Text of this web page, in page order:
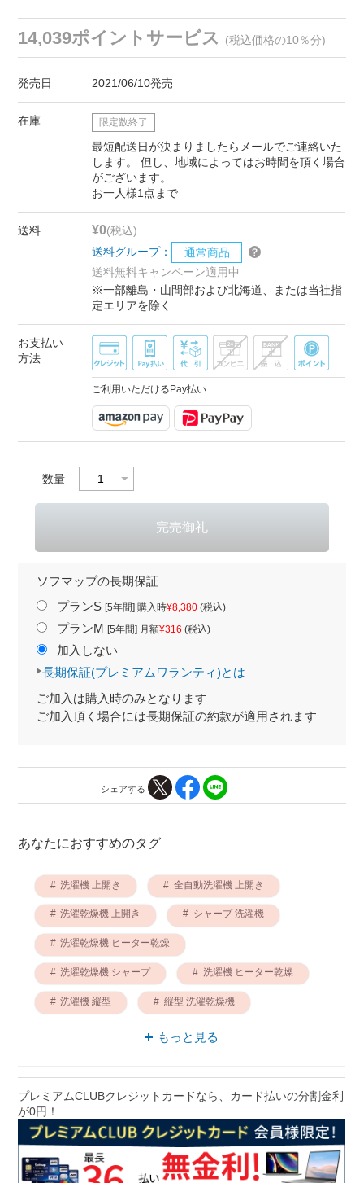
14,039ポイントサービス (税込価格の10％分)
発売日 2021/06/10発売
在庫 限定数終了
最短配送日が決まりましたらメールでご連絡いた
します。 但し、地域によってはお時間を頂く場合
がございます。
お一人様1点まで
送料 ¥0(税込)
送料グループ：
通常商品
送料無料キャンペーン適用中
※一部離島・山間部および北海道、または当社指
定エリアを除く
お支払い
方法
ご利用いただけるPay払い
数量
ソフマップの長期保証
プランS [5年間] 購入時¥8,380(税込)
プランM [5年間] 月額¥316 (税込)
加入しない
長期保証(プレミアムワランティ)とは
ご加入は購入時のみとなります
ご加入頂く場合には長期保証の約款が適用されます
シェアする
あなたにおすすめのタグ
洗濯機 上開き 全自動洗濯機 上開き
洗濯乾燥機 上開き シャープ 洗濯機
洗濯乾燥機 ヒーター乾燥
洗濯乾燥機 シャープ 洗濯機 ヒーター乾燥
洗濯機 縦型 縦型 洗濯乾燥機
もっと見る
プレミアムCLUBクレジットカードなら、カード払いの分割金利
が0円！